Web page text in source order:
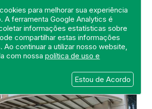
para melhorar sua experiência
A ferramenta Google Analytics é
informações estatísticas sobre
compartilhar estas informações
Ao continuar a utilizar nosso website,
com nossapolítica de uso e
Estou de Acordo